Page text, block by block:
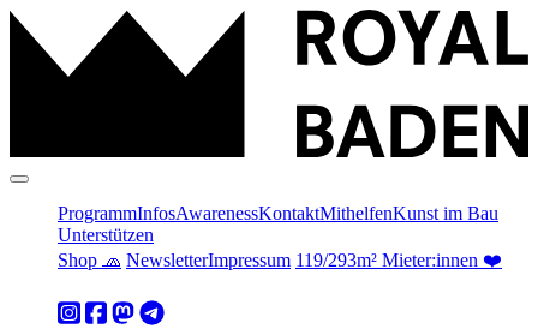
ProgrammInfosAwarenessKontaktMithelfenKunst im Bau
Unterstützen
Shop 🧢 NewsletterImpressum 119/293m² Mieter:innen ❤️